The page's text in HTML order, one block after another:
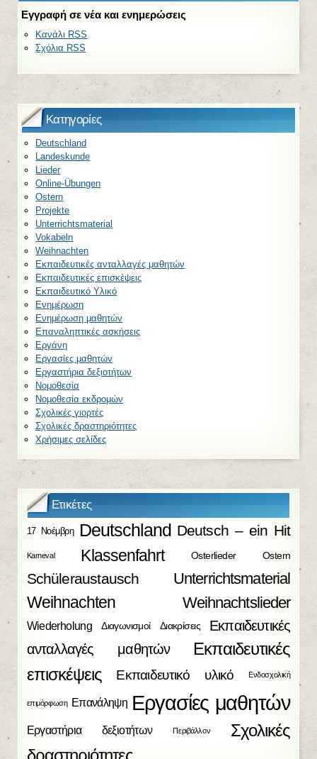
Εγγραφή σε νέα και ενημερώσεις
Κανάλι RSS
Σχόλια RSS
Kατηγορίες
Deutschland
Landeskunde
Lieder
Online-Übungen
Ostern
Projekte
Unterrichtsmaterial
Vokabeln
Weihnachten
Εκπαιδευτικές ανταλλαγές μαθητών
Εκπαιδευτικές επισκέψεις
Εκπαιδευτικό Υλικό
Ενημέρωση
Ενημέρωση μαθητών
Επαναληπτικές ασκήσεις
Εργάνη
Εργασίες μαθητών
Εργαστήρια δεξιοτήτων
Νομοθεσία
Νομοθεσία εκδρομών
Σχολικές γιορτές
Σχολικές δραστηριότητες
Χρήσιμες σελίδες
Ετικέτες
17 Νοέμβρη Deutschland Deutsch – ein Hit
Karneval Klassenfahrt Osterlieder Ostern
Schüleraustausch Unterrichtsmaterial
Weihnachten Weihnachtslieder
Wiederholung Διαγωνισμοί Διακρίσεις
Εκπαιδευτικές
ανταλλαγές μαθητών
Εκπαιδευτικές
επισκέψεις
Εκπαιδευτικό υλικό Ενδοσχολική
επιμόρφωση Επανάληψη Εργασίες μαθητών
Εργαστήρια δεξιοτήτων Περιβάλλον
Σχολικές
δραστηριότητες